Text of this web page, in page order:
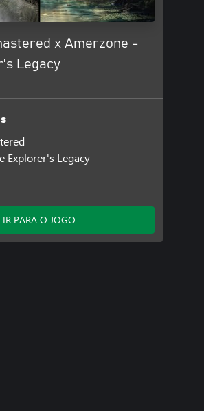
x Amerzone -
Legacy
Explorer's Legacy
IR PARA O JOGO